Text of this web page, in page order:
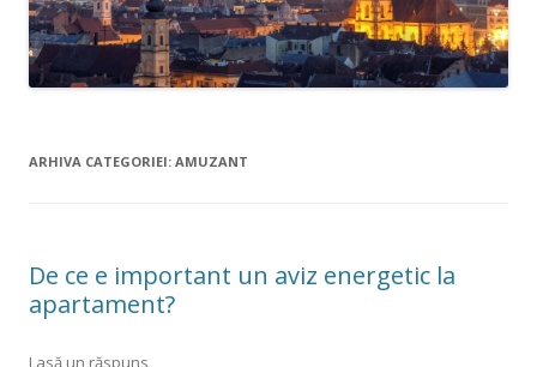
ARHIVA CATEGORIEI: AMUZANT
De ce e important un aviz energetic la
apartament?
Lasă un răspuns